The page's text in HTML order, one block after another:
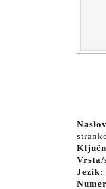
Vrsta/
Jezik: